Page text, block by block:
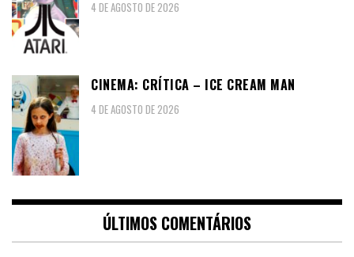
4 DE AGOSTO DE 2026
CINEMA: CRÍTICA – ICE CREAM MAN
4 DE AGOSTO DE 2026
ÚLTIMOS COMENTÁRIOS